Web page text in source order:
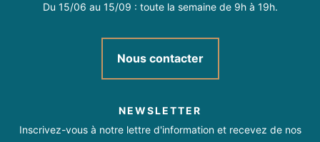
Du 15/06 au 15/09 : toute la semaine de 9h à 19h.
Nous contacter
NEWSLETTER
Inscrivez-vous à notre lettre d'information et recevez de nos